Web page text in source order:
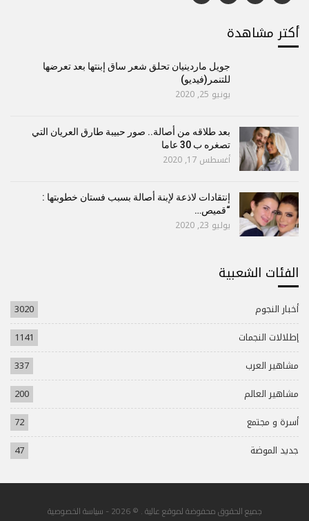
أكتر مشاهدة
جويل ماردينيان تحلق شعر ساق إبنتها بعد تعرضها
للتنمر(فيديو)
يونيو 25, 2020
بعد طلاقه من أصالة.. صور حبيبة طارق العريان التي
تصغره ب 30 عاما
أغسطس 17, 2020
إنتقادات لاذعة لإبنة أصالة بسبب فستان خطوبتها :
“قميص…
يوليو 23, 2020
الفئات الشعبية
أخبار النجوم
3020
إطلالات النجمات
1141
مشاهير العرب
337
مشاهير العالم
200
أسرة و مجتمع
72
جديد الموضة
47
جميع الحقوق محفوضة لموقع عالية . © 2026 - سياسة الخصوصية